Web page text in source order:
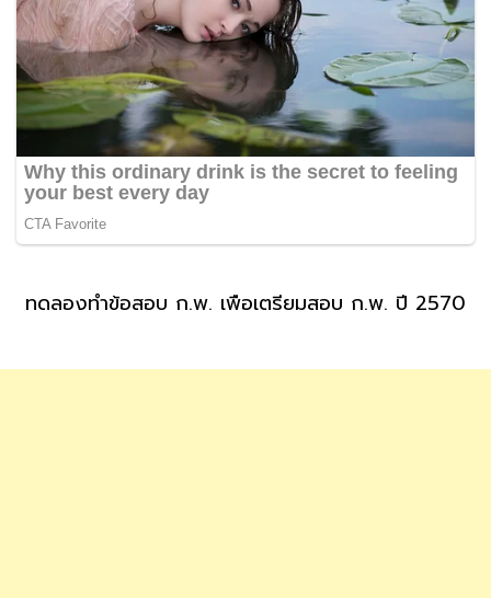
ทดลองทำข้อสอบ ก.พ. เพื่อเตรียมสอบ ก.พ. ปี 2570